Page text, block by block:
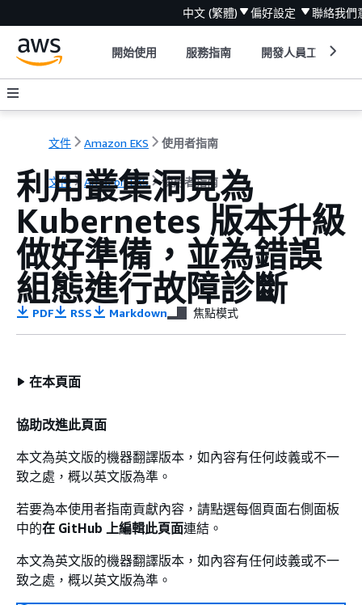
中文 (繁體) 偏好設定 聯絡我們
開始使用 服務指南 開發人員工具
文件 Amazon EKS 使用者指南
文件 Amazon EKS 使用者指南
利用叢集洞見為
Kubernetes 版本升級
做好準備，並為錯誤
組態進行故障診斷
PDF RSS Markdown 焦點模式
在本頁面
協助改進此頁面
本文為英文版的機器翻譯版本，如內容有任何歧義或不一
致之處，概以英文版為準。
若要為本使用者指南貢獻內容，請點選每個頁面右側面板
中的在 GitHub 上編輯此頁面連結。
本文為英文版的機器翻譯版本，如內容有任何歧義或不一
致之處，概以英文版為準。